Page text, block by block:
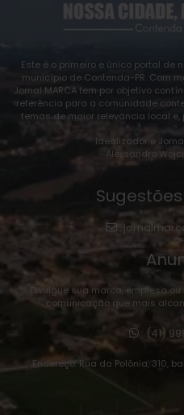
Este é o primeiro e único portal
município de Contenda-PR. Com
Jornal MARCA tem por objetivo
referência para a comunidade
temas de maior relevância local
Idealizador e
Alexsandro
Divulgue sua marca, empresa
comunicação que mais
(41)
Endereço: Rua da Polônia, 310,